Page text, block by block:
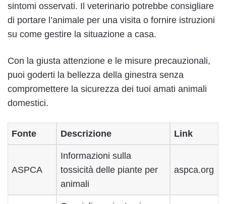
sintomi osservati. Il veterinario potrebbe consigliare
di portare l’animale per una visita o fornire istruzioni
su come gestire la situazione a casa.
Con la giusta attenzione e le misure precauzionali,
puoi goderti la bellezza della ginestra senza
compromettere la sicurezza dei tuoi amati animali
domestici.
Fonte Descrizione Link
ASPCA
Informazioni sulla
tossicità delle piante per
animali
aspca.org